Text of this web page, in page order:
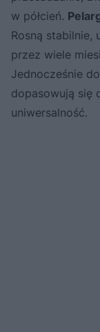
w półcień.
Rosną stabilnie,
przez wiele
Jednocześnie
dopasowują się
uniwersalność.